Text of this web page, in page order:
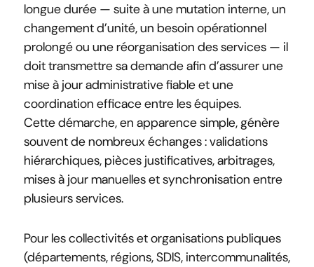
longue durée — suite à une mutation interne, un
changement d’unité, un besoin opérationnel
prolongé ou une réorganisation des services — il
doit transmettre sa demande afin d’assurer une
mise à jour administrative fiable et une
coordination efficace entre les équipes.
Cette démarche, en apparence simple, génère
souvent de nombreux échanges : validations
hiérarchiques, pièces justificatives, arbitrages,
mises à jour manuelles et synchronisation entre
plusieurs services.
Pour les collectivités et organisations publiques
(départements, régions, SDIS, intercommunalités,